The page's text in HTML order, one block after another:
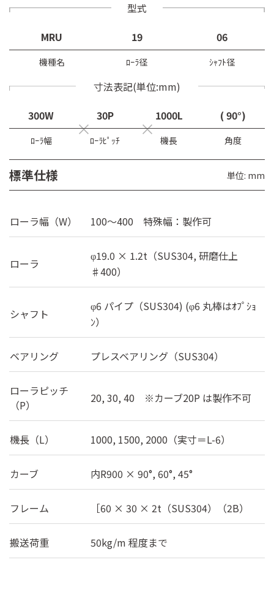
型式
MRU
機種名
19
ﾛｰﾗ径
06
ｼｬﾌﾄ径
寸法表記(単位:mm)
300W
ﾛｰﾗ幅
30P
ﾛｰﾗﾋﾟｯﾁ
1000L
機長
( 90°)
角度
標準仕様 単位: mm
ローラ幅（W） 100～400 特殊幅：製作可
ローラ φ19.0 × 1.2t（SUS304, 研磨仕上
♯400）
シャフト φ6 パイプ（SUS304) (φ6 丸棒はｵﾌﾟｼｮ
ﾝ）
ベアリング プレスベアリング（SUS304）
ローラピッチ
（P）
20, 30, 40 ※カーブ20P は製作不可
機長（L） 1000, 1500, 2000（実寸＝L-6）
カーブ 内R900 × 90°, 60°, 45°
フレーム ［60 × 30 × 2t（SUS304）（2B）
搬送荷重 50kg/m 程度まで